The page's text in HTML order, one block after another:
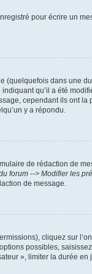
pour écrire un
(quelquefois dans une
qu’il a été
cependant ils ont la
y a répondu.
de rédaction de
forum --> Modifier les
de message.
cliquez sur
possibles,
», limiter la durée